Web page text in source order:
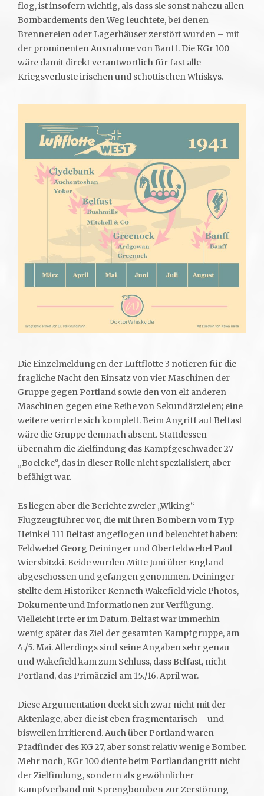
flog, ist insofern wichtig, als dass sie sonst nahezu allen
Bombardements den Weg leuchtete, bei denen
Brennereien oder Lagerhäuser zerstört wurden – mit
der prominenten Ausnahme von Banff. Die KGr 100
wäre damit direkt verantwortlich für fast alle
Kriegsverluste irischen und schottischen Whiskys.
Die Einzelmeldungen der Luftflotte 3 notieren für die
fragliche Nacht den Einsatz von vier Maschinen der
Gruppe gegen Portland sowie den von elf anderen
Maschinen gegen eine Reihe von Sekundärzielen; eine
weitere verirrte sich komplett. Beim Angriff auf Belfast
wäre die Gruppe demnach absent. Stattdessen
übernahm die Zielfindung das Kampfgeschwader 27
„Boelcke“, das in dieser Rolle nicht spezialisiert, aber
befähigt war.
Es liegen aber die Berichte zweier „Wiking“-
Flugzeugführer vor, die mit ihren Bombern vom Typ
Heinkel 111 Belfast angeflogen und beleuchtet haben:
Feldwebel Georg Deininger und Oberfeldwebel Paul
Wiersbitzki. Beide wurden Mitte Juni über England
abgeschossen und gefangen genommen. Deininger
stellte dem Historiker Kenneth Wakefield viele Photos,
Dokumente und Informationen zur Verfügung.
Vielleicht irrte er im Datum. Belfast war immerhin
wenig später das Ziel der gesamten Kampfgruppe, am
4./5. Mai. Allerdings sind seine Angaben sehr genau
und Wakefield kam zum Schluss, dass Belfast, nicht
Portland, das Primärziel am 15./16. April war.
Diese Argumentation deckt sich zwar nicht mit der
Aktenlage, aber die ist eben fragmentarisch – und
bisweilen irritierend. Auch über Portland waren
Pfadfinder des KG 27, aber sonst relativ wenige Bomber.
Mehr noch, KGr 100 diente beim Portlandangriff nicht
der Zielfindung, sondern als gewöhnlicher
Kampfverband mit Sprengbomben zur Zerstörung